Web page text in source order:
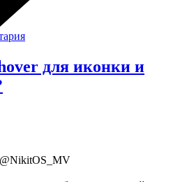
для иконки и
@NikitOS_MV